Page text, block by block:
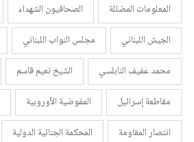
المعلومات المضللة
الصحافيون الشهداء
الجيش اللبناني
مجلس النواب اللبناني
محمد عفيف النابلسي
الشيخ نعيم قاسم
مقاطعة إسرائيل
المفوضية الأوروبية
انتصار المقاومة
المحكمة الجنائية الدولية